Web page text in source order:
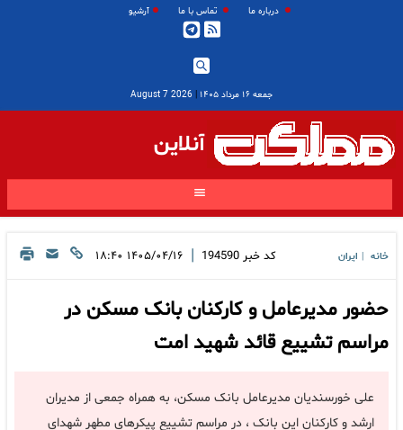
درباره ما تماس با ما آرشیو
جمعه ۱۶ مرداد ۱۴۰۵ |
2026 August 7
آنلاین
خانه ایران کد خبر 194590
| ۱۴۰۵/۰۴/۱۶ ۱۸:۴۰
حضور مدیرعامل و کارکنان بانک مسکن در
مراسم تشییع قائد شهید امت
علی خورسندیان مدیرعامل بانک مسکن، به همراه جمعی از مدیران
ارشد و کارکنان این بانک ، در مراسم تشییع پیکرهای مطهر شهدای